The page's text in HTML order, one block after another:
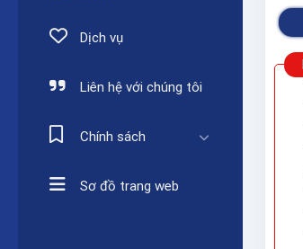
Dịch vụ
Liên hệ với chúng tôi
Chính sách
Sơ đồ trang web